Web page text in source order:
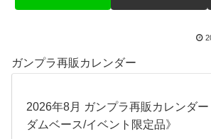
ガンプラ再販カレンダー
2026年8月 ガンプラ再販カレンダ
ダムベース/イベント限定品》